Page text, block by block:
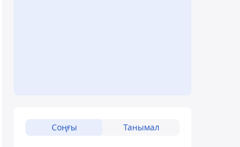
Соңғы Танымал